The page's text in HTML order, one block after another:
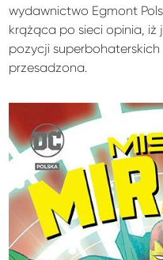
wydawnictwo Egmont
krążąca po sieci opinia,
pozycji
przesadzona.